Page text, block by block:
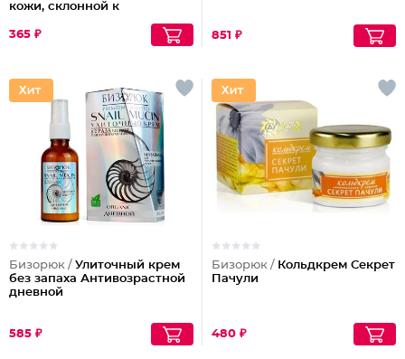
кожи, склонной к
Panthenol Urea
365 ₽ 851 ₽
Бизорюк / Улиточный крем
без запаха Антивозрастной
дневной
585 ₽
Бизорюк / Кольдкрем Секрет
Пачули
480 ₽